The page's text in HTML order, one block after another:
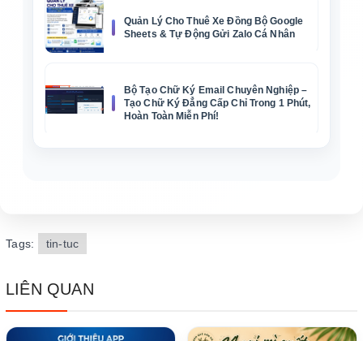
Quản Lý Cho Thuê Xe Đồng Bộ Google
Sheets & Tự Động Gửi Zalo Cá Nhân
Bộ Tạo Chữ Ký Email Chuyên Nghiệp –
Tạo Chữ Ký Đẳng Cấp Chỉ Trong 1 Phút,
Hoàn Toàn Miễn Phí!
Tags: tin-tuc
LIÊN QUAN